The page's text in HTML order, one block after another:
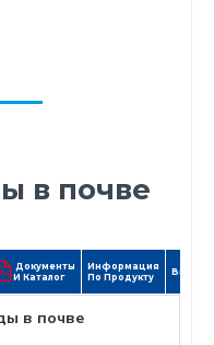
Документы
И Каталог
Информация
По Продукту
Видео
в почве
в почве